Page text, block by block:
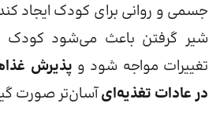
جسمی و روانی برای کودک ایجاد
شیر گرفتن باعث می‌شود کودک
تغییرات مواجه شود و پذیرش
در عادات تغذیه‌ایآسان‌تر صورت